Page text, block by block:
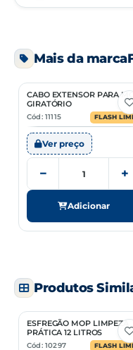
Unidade de
NCM
Mais da marca
CABO EXTENSOR PARA
GIRATÓRIO
Cód: 11115
FLASH
Ver preço
− +
Adicionar
Produtos
ESFREGÃO MOP LIMPEZA
PRÁTICA 12 LITROS
Cód: 10297
FLASH